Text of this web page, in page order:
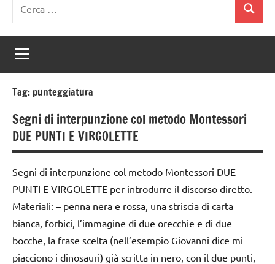
per:
Cerca
Tag: punteggiatura
Segni di interpunzione col metodo Montessori
DUE PUNTI E VIRGOLETTE
Segni di interpunzione col metodo Montessori DUE
PUNTI E VIRGOLETTE per introdurre il discorso diretto.
Materiali: – penna nera e rossa, una striscia di carta
bianca, forbici, l’immagine di due orecchie e di due
bocche, la frase scelta (nell’esempio Giovanni dice mi
piacciono i dinosauri) già scritta in nero, con il due punti,